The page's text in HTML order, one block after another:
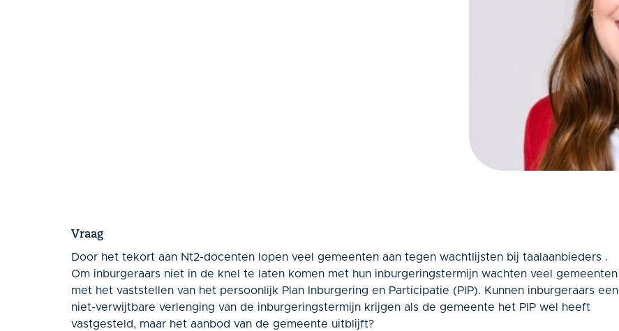
Vraag
Door het tekort aan Nt2-docenten lopen veel gemeenten aan tegen wachtlijsten bij taalaanbieders .
Om inburgeraars niet in de knel te laten komen met hun inburgeringstermijn wachten veel gemeenten
met het vaststellen van het persoonlijk Plan Inburgering en Participatie (PIP). Kunnen inburgeraars een
niet-verwijtbare verlenging van de inburgeringstermijn krijgen als de gemeente het PIP wel heeft
vastgesteld, maar het aanbod van de gemeente uitblijft?